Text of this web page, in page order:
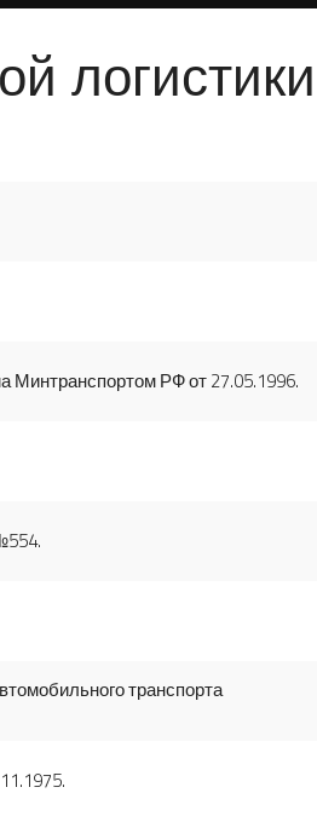
логистики
Минтранспортом РФ от 27.05.1996.
транспорта